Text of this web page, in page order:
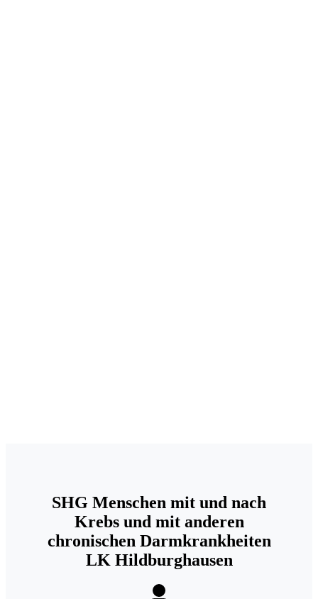
SHG Menschen mit und nach
Krebs und mit anderen
chronischen Darmkrankheiten
LK Hildburghausen